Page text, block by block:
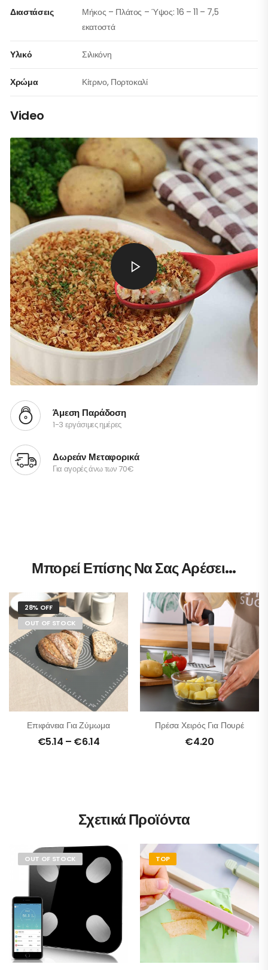
Διαστάσεις
Μήκος – Πλάτος – Ύψος: 16 – 11 – 7,5
εκατοστά
Υλικό Σιλικόνη
Χρώμα Κίτρινο, Πορτοκαλί
Video
Άμεση Παράδοση
1-3 εργάσιμες ημέρες
Δωρεάν Μεταφορικά
Για αγορές άνω των 70€
Μπορεί Επίσης Να Σας Αρέσει…
28% OFF
OUT OF STOCK
Επιφάνεια Για Ζύμωμα
€5.14 – €6.14
Πρέσα Χειρός Για Πουρέ
€4.20
Σχετικά Προϊόντα
OUT OF STOCK TOP